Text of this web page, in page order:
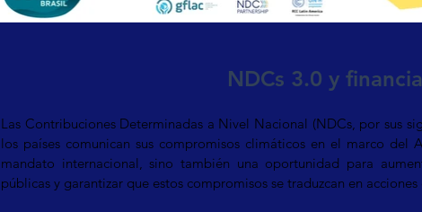
NDCs 3.0 y
Las Contribuciones Determinadas a Nivel Nacional (NDCs, por sus
los países comunican sus compromisos climáticos en el marco del
mandato internacional, sino también una oportunidad para
públicas y garantizar que estos compromisos se traduzcan en